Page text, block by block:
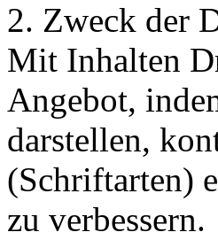
2. Zweck der
Mit Inhalten
Angebot,
darstellen,
(Schriftarten)
zu verbessern.